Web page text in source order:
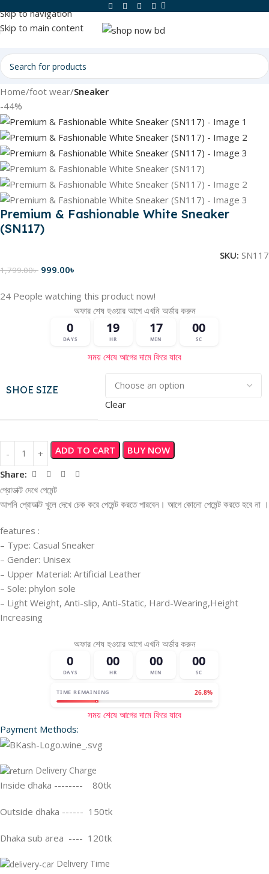
Skip to navigation
Skip to main content
Home foot wear Sneaker
-44%
Premium & Fashionable White Sneaker
(SN117)
SKU: SN117
1,799.00৳ 999.00৳
24 People watching this product now!
অফার শেষ হওয়ার আগে এখনি অর্ডার করুন
0
DAYS
19
HR
16
MIN
59
SC
সময় শেষে আগের দামে ফিরে যাবে
SHOE SIZE
Clear
ADD TO CART BUY NOW
Share:
প্রোডাক্ট দেখে পেমেন্ট
আপনি প্রোডাক্ট খুলে দেখে চেক করে পেমেন্ট করতে পারবেন। আগে কোনো পেমেন্ট করতে হবে না ।
features :
– Type: Casual Sneaker
– Gender: Unisex
– Upper Material: Artificial Leather
– Sole: phylon sole
– Light Weight, Anti-slip, Anti-Static, Hard-Wearing,Height
Increasing
অফার শেষ হওয়ার আগে এখনি অর্ডার করুন
0
DAYS
00
HR
00
MIN
00
SC
TIME REMAINING 26.8%
সময় শেষে আগের দামে ফিরে যাবে
Payment Methods:
Delivery Charge
Inside dhaka -------- 80tk
Outside dhaka ------ 150tk
Dhaka sub area ---- 120tk
Delivery Time